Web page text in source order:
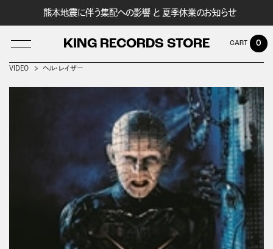
熊本地震に伴う集配への影響 と 夏季休業のお知らせ
KING RECORDS STORE 0
VIDEO ヘル・レイザー